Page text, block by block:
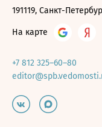
191119, Санкт-
На карте
+7 812 325–60–80